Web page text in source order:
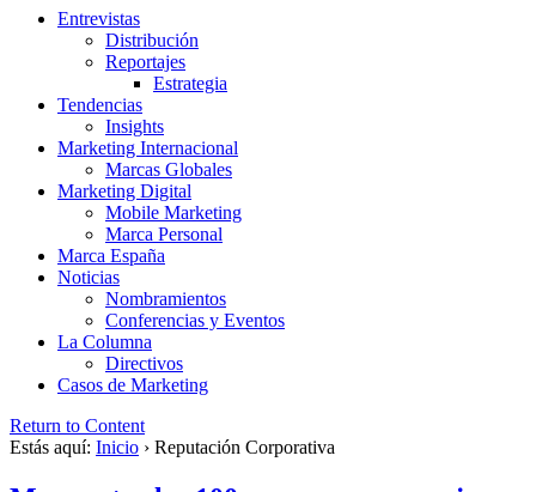
Entrevistas
Distribución
Reportajes
Estrategia
Tendencias
Insights
Marketing Internacional
Marcas Globales
Marketing Digital
Mobile Marketing
Marca Personal
Marca España
Noticias
Nombramientos
Conferencias y Eventos
La Columna
Directivos
Casos de Marketing
Return to Content
Estás aquí: Inicio › Reputación Corporativa